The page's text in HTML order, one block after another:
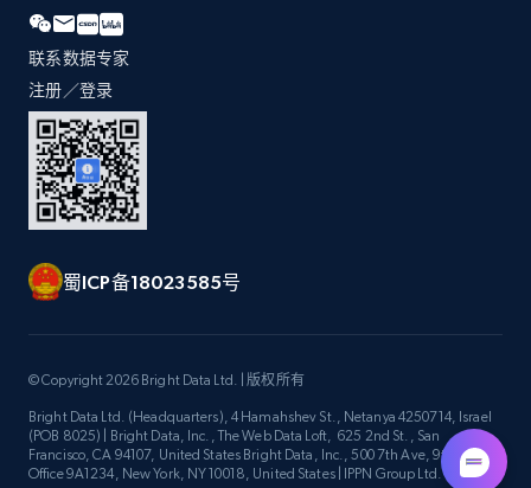
联系数据专家
注册／登录
蜀ICP备18023585号
© Copyright 2026 Bright Data Ltd. | 版权所有
Bright Data Ltd. (Headquarters), 4 Hamahshev St., Netanya 4250714, Israel
(POB 8025) | Bright Data, Inc., The Web Data Loft, 625 2nd St., San
Francisco, CA 94107, United States Bright Data, Inc., 500 7th Ave, 9th Floor
Office 9A1234, New York, NY 10018, United States | IPPN Group Ltd.